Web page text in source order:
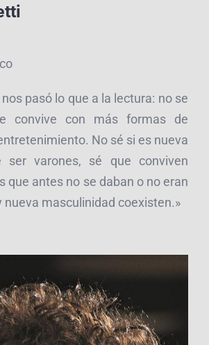
pasó lo que a la lectura: no se
convive con más formas de
No sé si es nueva
ser varones, sé que conviven
que antes no se daban o no eran
nueva masculinidad coexisten.»